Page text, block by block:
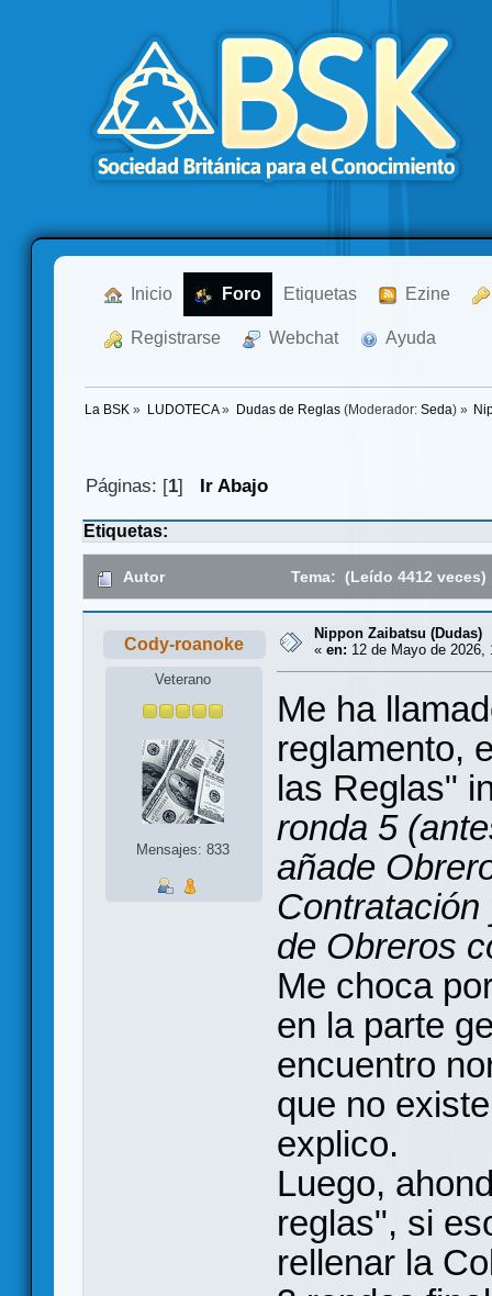
Inicio Foro Etiquetas Ezine
Registrarse Webchat Ayuda
La BSK » LUDOTECA» Dudas de Reglas(Moderador: Seda) »
Páginas: [1] Ir Abajo
Etiquetas:
Autor Tema: (Leído 4412 veces)
Cody-roanoke
Veterano
Mensajes: 833
Nippon Zaibatsu (Dudas)
« en: 12 de Mayo de 2026,
Me ha
reglamento,
las Reglas"
ronda 5
añade
de Obreros
Me choca
en la parte
encuentro
que no
explico.
Luego,
reglas", si
rellenar la